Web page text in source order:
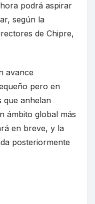
podrá aspirar
según la
de Chipre,
avance
pero en
que anhelan
ámbito global más
en breve, y la
posteriormente